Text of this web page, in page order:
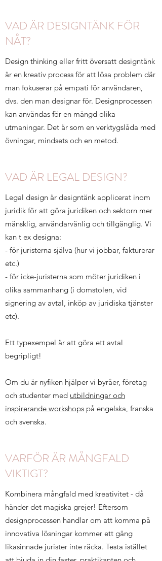
VAD ÄR DESIGNTÄNK FÖR
NÅT?
Design thinking eller fritt översatt designtänk
är en kreativ process för att lösa problem där
man fokuserar på empati för användaren,
dvs. den man designar för. Designprocessen
kan användas för en mängd olika
utmaningar. Det är som en verktygslåda med
övningar, mindsets och en metod.
VAD ÄR LEGAL DESIGN?
Legal design är designtänk applicerat inom
juridik för att göra juridiken och sektorn mer
mänsklig, användarvänlig och tillgänglig. Vi
kan t ex designa:
- för juristerna själva (hur vi jobbar, fakturerar
etc.)
- för icke-juristerna som möter juridiken i
olika sammanhang (i domstolen, vid
signering av avtal, inköp av juridiska tjänster
etc).
Ett typexempel är att göra ett avtal
begripligt!
Om du är nyfiken hjälper vi byråer, företag
och studenter med utbildningar och
inspirerande workshops på engelska, franska
och svenska.
VARFÖR ÄR MÅNGFALD
VIKTIGT?
Kombinera mångfald med kreativitet - då
händer det magiska grejer! Eftersom
designprocessen handlar om att komma på
innovativa lösningar kommer ett gäng
likasinnade jurister inte räcka. Testa istället